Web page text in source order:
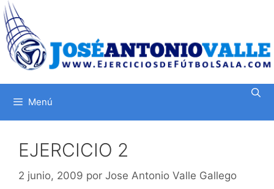
Saltar
al
contenido
Menú
EJERCICIO 2
2 junio, 2009 por Jose Antonio Valle Gallego